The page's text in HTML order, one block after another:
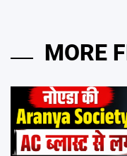
MORE